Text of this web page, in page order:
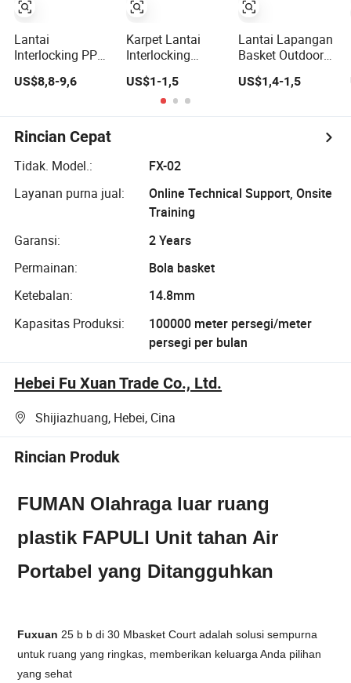
Lantai
Interlocking PP
Lapangan Basket
Outdoor Lantai
Olahraga
US$8,8-9,6
Karpet Lantai
Interlocking
Elastis untuk
Taman Kanak-
Kanak, Ubin
US$1-1,5
Lantai Lapangan
Basket Outdoor
Interlocking
Penyerapan
Guncangan dan
US$1,4-1,5
Rincian Cepat
Tidak. Model.:
FX-02
Layanan purna jual:
Online Technical Support, Onsite
Training
Garansi:
2 Years
Permainan:
Bola basket
Ketebalan:
14.8mm
Kapasitas Produksi:
100000 meter persegi/meter
persegi per bulan
Hebei Fu Xuan Trade Co., Ltd.
Shijiazhuang, Hebei, Cina
Rincian Produk
FUMAN Olahraga luar ruang
plastik FAPULI Unit tahan Air
Portabel yang Ditangguhkan
Fuxuan 25 b b di 30 Mbasket Court adalah solusi sempurna
untuk ruang yang ringkas, memberikan keluarga Anda pilihan
yang sehat